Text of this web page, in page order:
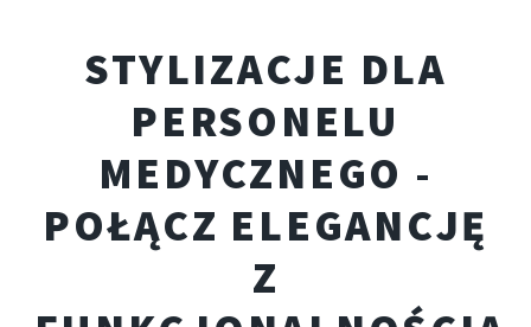
STYLIZACJE DLA
PERSONELU
MEDYCZNEGO -
POŁĄCZ ELEGANCJĘ
Z